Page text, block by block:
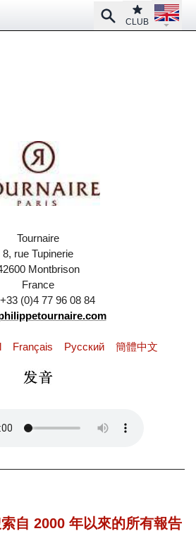
SearchClub
CLUB
Open
Tournaire
8, rue Tupinerie
Montbrison
France
(0)4 77 96 08 84
Français Pусский 簡體中文
自 2000 年以來的所有報告